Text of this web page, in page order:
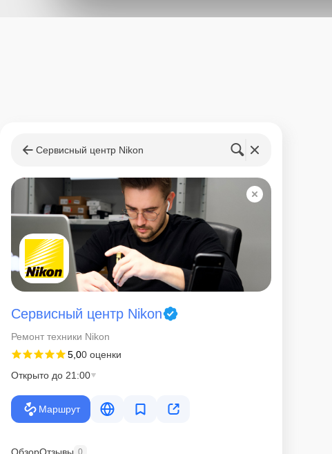
Сервисный центр Nikon
Сервисный центр Nikon
Ремонт техники Nikon
5,00 оценки
Открыто до 21:00
Маршрут
0